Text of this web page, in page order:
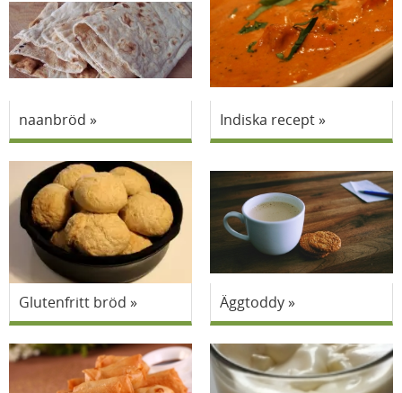
naanbröd Indiska recept
Glutenfritt bröd Äggtoddy